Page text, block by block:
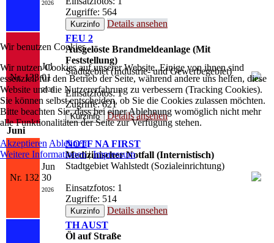
2026
Zugriffe: 564
Details ansehen
Nr. 133
Jul
01
2026
FEU 2
Ausgelöste Brandmeldeanlage (Mit
Feststellung)
Stadtgebiet (Industrie- und Gewerbegebiet)
Einsatzfotos: 1
Zugriffe: 621
Details ansehen
Juni
Nr. 132
Jun
30
2026
NOTF NA FIRST
Medizinischer Notfall (Internistisch)
Stadtgebiet Wahlstedt (Sozialeinrichtung)
Einsatzfotos: 1
Zugriffe: 514
Details ansehen
TH AUST
Öl auf Straße
Wir benutzen Cookies
Wir nutzen Cookies auf unserer Website. Einige von ihnen sind
essenziell für den Betrieb der Seite, während andere uns helfen, diese
Website und die Nutzererfahrung zu verbessern (Tracking Cookies).
Sie können selbst entscheiden, ob Sie die Cookies zulassen möchten.
Bitte beachten Sie, dass bei einer Ablehnung womöglich nicht mehr
alle Funktionalitäten der Seite zur Verfügung stehen.
Akzeptieren Ablehnen
Weitere Informationen|Impressum